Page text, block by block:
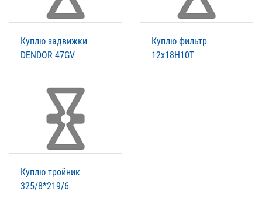
Куплю задвижки
DENDOR 47GV
Куплю фильтр
12x18H10T
Куплю тройник
325/8*219/6